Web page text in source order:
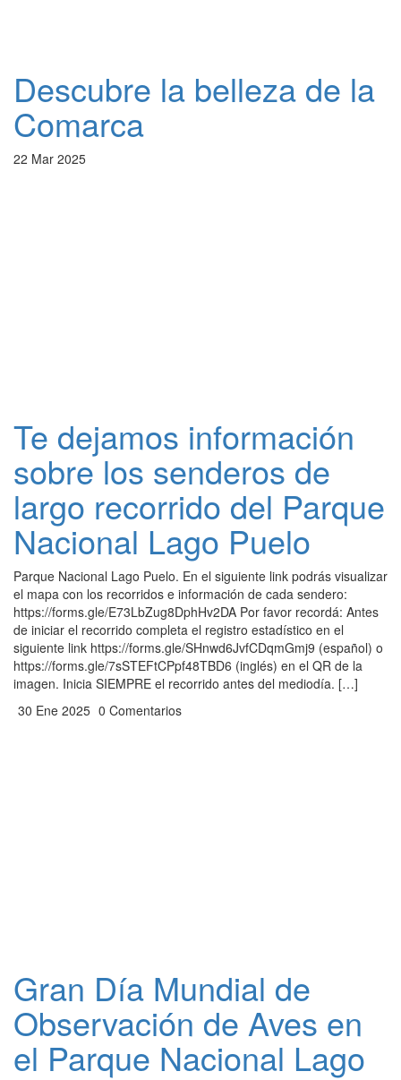
Descubre la belleza de la
Comarca
22 Mar 2025
Te dejamos información
sobre los senderos de
largo recorrido del Parque
Nacional Lago Puelo
Parque Nacional Lago Puelo. En el siguiente link podrás visualizar
el mapa con los recorridos e información de cada sendero:
https://forms.gle/E73LbZug8DphHv2DA Por favor recordá: Antes
de iniciar el recorrido completa el registro estadístico en el
siguiente link https://forms.gle/SHnwd6JvfCDqmGmj9 (español) o
https://forms.gle/7sSTEFtCPpf48TBD6 (inglés) en el QR de la
imagen. Inicia SIEMPRE el recorrido antes del mediodía. […]
30 Ene 2025 0 Comentarios
Gran Día Mundial de
Observación de Aves en
el Parque Nacional Lago